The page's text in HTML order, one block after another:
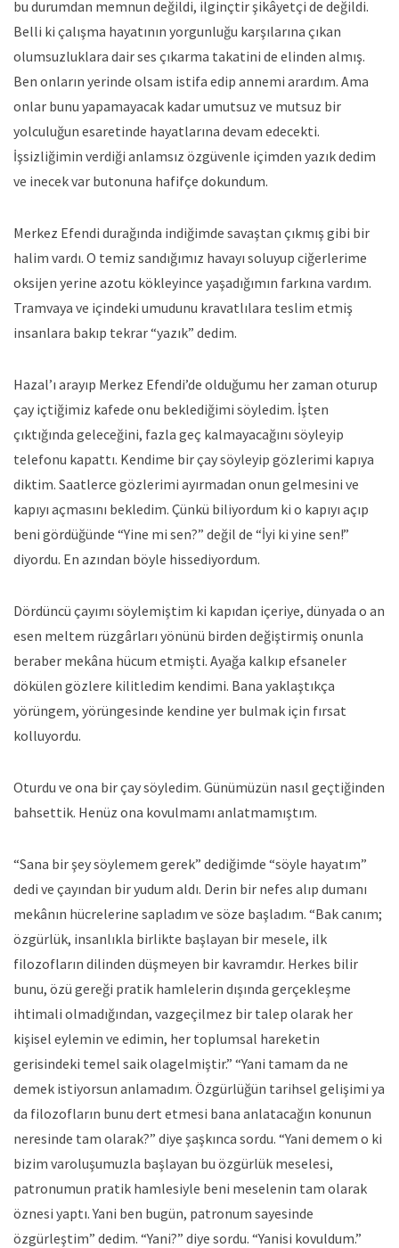
bu durumdan memnun değildi, ilginçtir şikâyetçi de değildi.
Belli ki çalışma hayatının yorgunluğu karşılarına çıkan
olumsuzluklara dair ses çıkarma takatini de elinden almış.
Ben onların yerinde olsam istifa edip annemi arardım. Ama
onlar bunu yapamayacak kadar umutsuz ve mutsuz bir
yolculuğun esaretinde hayatlarına devam edecekti.
İşsizliğimin verdiği anlamsız özgüvenle içimden yazık dedim
ve inecek var butonuna hafifçe dokundum.
Merkez Efendi durağında indiğimde savaştan çıkmış gibi bir
halim vardı. O temiz sandığımız havayı soluyup ciğerlerime
oksijen yerine azotu kökleyince yaşadığımın farkına vardım.
Tramvaya ve içindeki umudunu kravatlılara teslim etmiş
insanlara bakıp tekrar “yazık” dedim.
Hazal’ı arayıp Merkez Efendi’de olduğumu her zaman oturup
çay içtiğimiz kafede onu beklediğimi söyledim. İşten
çıktığında geleceğini, fazla geç kalmayacağını söyleyip
telefonu kapattı. Kendime bir çay söyleyip gözlerimi kapıya
diktim. Saatlerce gözlerimi ayırmadan onun gelmesini ve
kapıyı açmasını bekledim. Çünkü biliyordum ki o kapıyı açıp
beni gördüğünde “Yine mi sen?” değil de “İyi ki yine sen!”
diyordu. En azından böyle hissediyordum.
Dördüncü çayımı söylemiştim ki kapıdan içeriye, dünyada o an
esen meltem rüzgârları yönünü birden değiştirmiş onunla
beraber mekâna hücum etmişti. Ayağa kalkıp efsaneler
dökülen gözlere kilitledim kendimi. Bana yaklaştıkça
yörüngem, yörüngesinde kendine yer bulmak için fırsat
kolluyordu.
Oturdu ve ona bir çay söyledim. Günümüzün nasıl geçtiğinden
bahsettik. Henüz ona kovulmamı anlatmamıştım.
“Sana bir şey söylemem gerek” dediğimde “söyle hayatım”
dedi ve çayından bir yudum aldı. Derin bir nefes alıp dumanı
mekânın hücrelerine sapladım ve söze başladım. “Bak canım;
özgürlük, insanlıkla birlikte başlayan bir mesele, ilk
filozofların dilinden düşmeyen bir kavramdır. Herkes bilir
bunu, özü gereği pratik hamlelerin dışında gerçekleşme
ihtimali olmadığından, vazgeçilmez bir talep olarak her
kişisel eylemin ve edimin, her toplumsal hareketin
gerisindeki temel saik olagelmiştir.” “Yani tamam da ne
demek istiyorsun anlamadım. Özgürlüğün tarihsel gelişimi ya
da filozofların bunu dert etmesi bana anlatacağın konunun
neresinde tam olarak?” diye şaşkınca sordu. “Yani demem o ki
bizim varoluşumuzla başlayan bu özgürlük meselesi,
patronumun pratik hamlesiyle beni meselenin tam olarak
öznesi yaptı. Yani ben bugün, patronum sayesinde
özgürleştim” dedim. “Yani?” diye sordu. “Yanisi kovuldum.”